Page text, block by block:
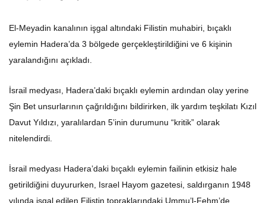
El-Meyadin kanalının işgal altındaki Filistin muhabiri, bıçaklı
eylemin Hadera’da 3 bölgede gerçekleştirildiğini ve 6 kişinin
yaralandığını açıkladı.
İsrail medyası, Hadera’daki bıçaklı eylemin ardından olay yerine
Şin Bet unsurlarının çağrıldığını bildirirken, ilk yardım teşkilatı Kızıl
Davut Yıldızı, yaralılardan 5’inin durumunu “kritik” olarak
nitelendirdi.
İsrail medyası Hadera’daki bıçaklı eylemin failinin etkisiz hale
getirildiğini duyururken, Israel Hayom gazetesi, saldırganın 1948
yılında işgal edilen Filistin topraklarındaki Ummu’l-Fehm’de